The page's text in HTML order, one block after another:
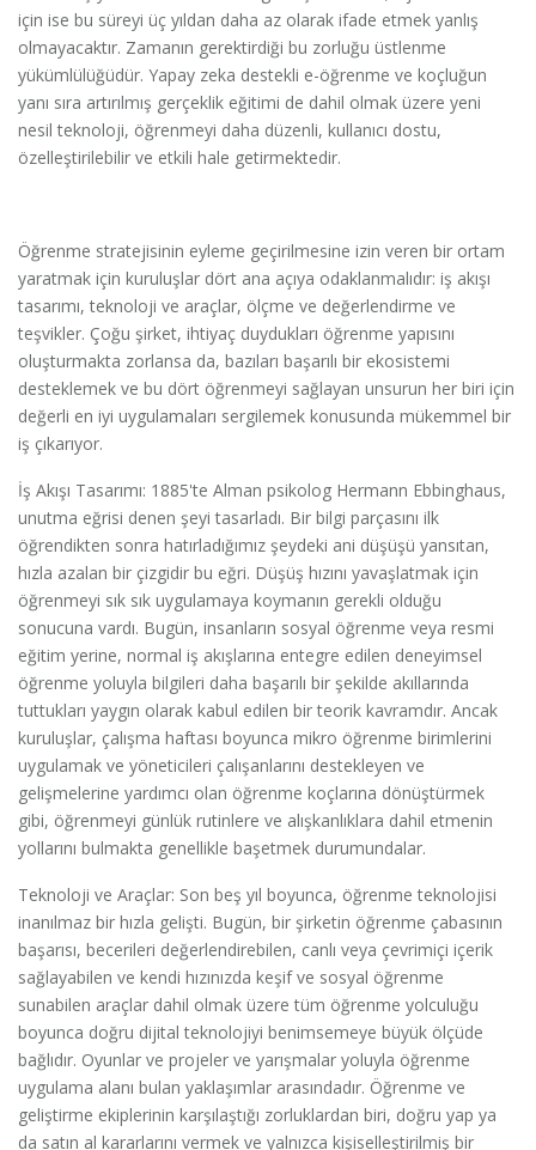
için ise bu süreyi üç yıldan daha az olarak ifade etmek yanlış
olmayacaktır. Zamanın gerektirdiği bu zorluğu üstlenme
yükümlülüğüdür. Yapay zeka destekli e-öğrenme ve koçluğun
yanı sıra artırılmış gerçeklik eğitimi de dahil olmak üzere yeni
nesil teknoloji, öğrenmeyi daha düzenli, kullanıcı dostu,
özelleştirilebilir ve etkili hale getirmektedir.
Öğrenme stratejisinin eyleme geçirilmesine izin veren bir ortam
yaratmak için kuruluşlar dört ana açıya odaklanmalıdır: iş akışı
tasarımı, teknoloji ve araçlar, ölçme ve değerlendirme ve
teşvikler. Çoğu şirket, ihtiyaç duydukları öğrenme yapısını
oluşturmakta zorlansa da, bazıları başarılı bir ekosistemi
desteklemek ve bu dört öğrenmeyi sağlayan unsurun her biri için
değerli en iyi uygulamaları sergilemek konusunda mükemmel bir
iş çıkarıyor.
İş Akışı Tasarımı: 1885'te Alman psikolog Hermann Ebbinghaus,
unutma eğrisi denen şeyi tasarladı. Bir bilgi parçasını ilk
öğrendikten sonra hatırladığımız şeydeki ani düşüşü yansıtan,
hızla azalan bir çizgidir bu eğri. Düşüş hızını yavaşlatmak için
öğrenmeyi sık sık uygulamaya koymanın gerekli olduğu
sonucuna vardı. Bugün, insanların sosyal öğrenme veya resmi
eğitim yerine, normal iş akışlarına entegre edilen deneyimsel
öğrenme yoluyla bilgileri daha başarılı bir şekilde akıllarında
tuttukları yaygın olarak kabul edilen bir teorik kavramdır. Ancak
kuruluşlar, çalışma haftası boyunca mikro öğrenme birimlerini
uygulamak ve yöneticileri çalışanlarını destekleyen ve
gelişmelerine yardımcı olan öğrenme koçlarına dönüştürmek
gibi, öğrenmeyi günlük rutinlere ve alışkanlıklara dahil etmenin
yollarını bulmakta genellikle başetmek durumundalar.
Teknoloji ve Araçlar: Son beş yıl boyunca, öğrenme teknolojisi
inanılmaz bir hızla gelişti. Bugün, bir şirketin öğrenme çabasının
başarısı, becerileri değerlendirebilen, canlı veya çevrimiçi içerik
sağlayabilen ve kendi hızınızda keşif ve sosyal öğrenme
sunabilen araçlar dahil olmak üzere tüm öğrenme yolculuğu
boyunca doğru dijital teknolojiyi benimsemeye büyük ölçüde
bağlıdır. Oyunlar ve projeler ve yarışmalar yoluyla öğrenme
uygulama alanı bulan yaklaşımlar arasındadır. Öğrenme ve
geliştirme ekiplerinin karşılaştığı zorluklardan biri, doğru yap ya
da satın al kararlarını vermek ve yalnızca kişiselleştirilmiş bir